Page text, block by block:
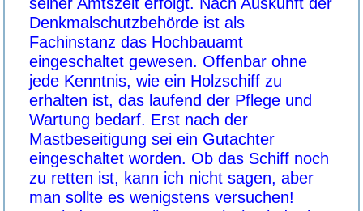
seiner Amtszeit erfolgt. Nach Auskunft der
Denkmalschutzbehörde ist als
Fachinstanz das Hochbauamt
eingeschaltet gewesen. Offenbar ohne
jede Kenntnis, wie ein Holzschiff zu
erhalten ist, das laufend der Pflege und
Wartung bedarf. Erst nach der
Mastbeseitigung sei ein Gutachter
eingeschaltet worden. Ob das Schiff noch
zu retten ist, kann ich nicht sagen, aber
man sollte es wenigstens versuchen!